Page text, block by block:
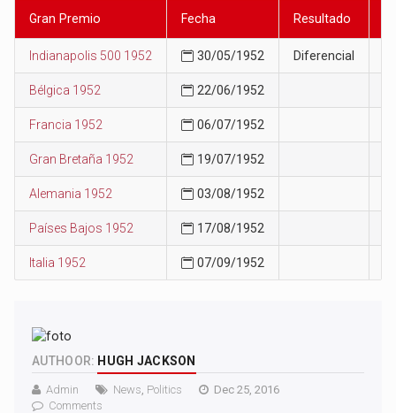
Gran Premio Fecha Resultado
Indianapolis 500 1952 30/05/1952 Diferencial
Bélgica 1952 22/06/1952
Francia 1952 06/07/1952
Gran Bretaña 1952 19/07/1952
Alemania 1952 03/08/1952
Países Bajos 1952 17/08/1952
Italia 1952 07/09/1952
AUTHOOR: HUGH JACKSON
Admin News Politics
Dec 25, 2016
Comments